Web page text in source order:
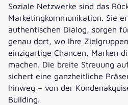
Soziale Netzwerke sind das
Marketingkommunikation. Sie
authentischen Dialog, sorgen
genau dort, wo Ihre
einzigartige Chancen, Marken
machen. Die breite Streuung
sichert eine ganzheitliche
hinweg – von der
Building.